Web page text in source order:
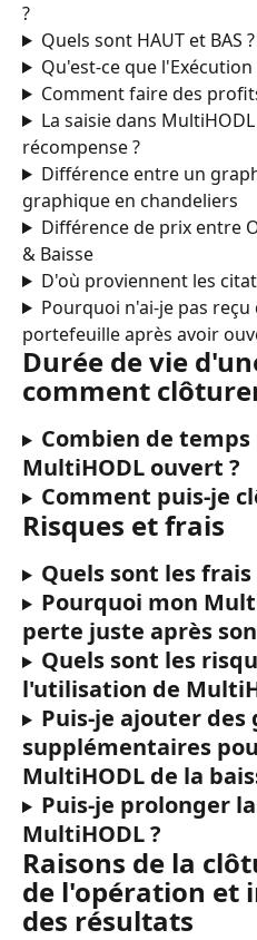
?
Quels sont HAUT et BAS ?
Qu'est-ce que
Comment faire des
La saisie dans
récompense ?
Différence entre un
graphique en chandeliers
Différence de prix entre
& Baisse
D'où proviennent les
Pourquoi n'ai-je pas
portefeuille après avoir
Durée de vie
comment
Combien de
MultiHODL ouvert ?
Comment puis-je
Risques et frais
Quels sont les
Pourquoi mon
perte juste après
Quels sont les
l'utilisation de
Puis-je ajouter des
supplémentaires
MultiHODL de la
Puis-je prolonger
MultiHODL ?
Raisons de la
de l'opération et
des résultats